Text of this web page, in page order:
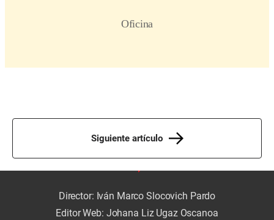
Siguiente artículo
Director: Iván Marco Slocovich Pardo
Editor Web: Johana Liz Ugaz Oscanoa